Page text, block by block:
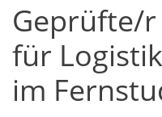
Geprüfte/
für
im